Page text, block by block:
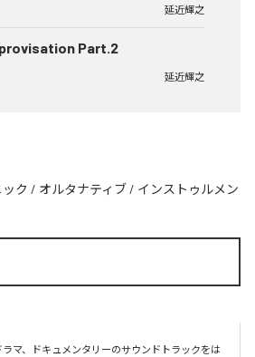
延近輝之
Part.2
延近輝之
ク / オルタナティブ / インストゥルメン
マ、ドキュメンタリーのサウンドトラックをは